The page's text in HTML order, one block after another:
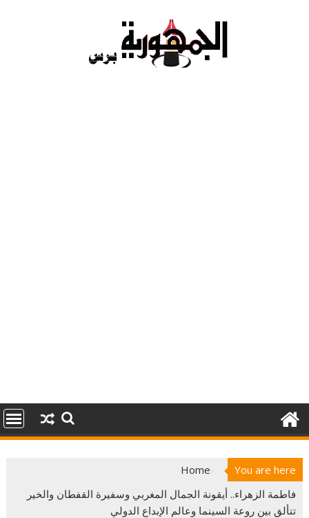
You are here
Home
فاطمة الزهراء.. أيقونة الجمال المغربي وسفيرة القفطان والخير
تتألق بين روعة السينما وعالم الإبداع الدولي